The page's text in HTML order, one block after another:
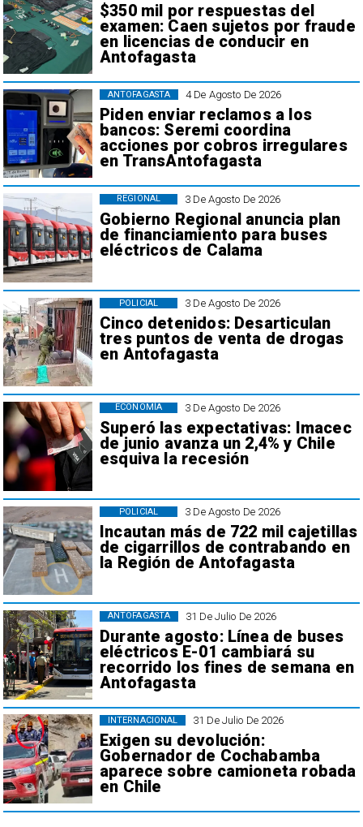
$350 mil por respuestas del
examen: Caen sujetos por fraude
en licencias de conducir en
Antofagasta
4 De Agosto De 2026
Piden enviar reclamos a los
bancos: Seremi coordina
acciones por cobros irregulares
en TransAntofagasta
ANTOFAGASTA
3 De Agosto De 2026
Gobierno Regional anuncia plan
de financiamiento para buses
eléctricos de Calama
REGIONAL
3 De Agosto De 2026
Cinco detenidos: Desarticulan
tres puntos de venta de drogas
en Antofagasta
POLICIAL
3 De Agosto De 2026
Superó las expectativas: Imacec
de junio avanza un 2,4% y Chile
esquiva la recesión
ECONOMÍA
3 De Agosto De 2026
Incautan más de 722 mil cajetillas
de cigarrillos de contrabando en
la Región de Antofagasta
POLICIAL
31 De Julio De 2026
Durante agosto: Línea de buses
eléctricos E-01 cambiará su
recorrido los fines de semana en
Antofagasta
ANTOFAGASTA
31 De Julio De 2026
Exigen su devolución:
Gobernador de Cochabamba
aparece sobre camioneta robada
en Chile
INTERNACIONAL